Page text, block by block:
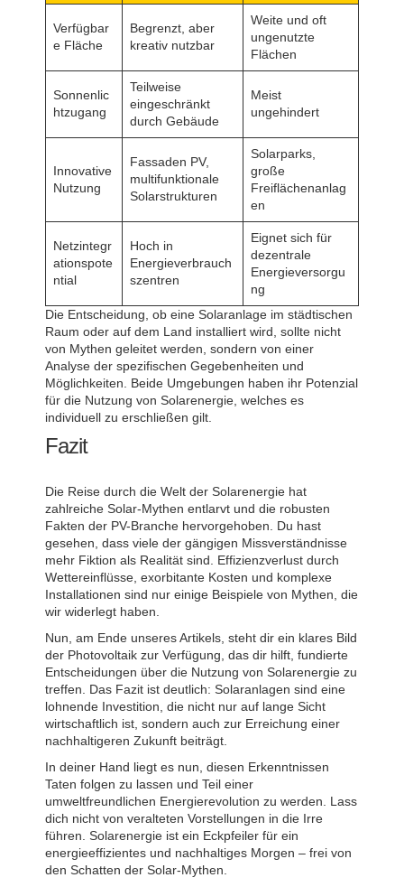
Verfügbar
e Fläche
Begrenzt, aber
kreativ nutzbar
Weite und oft
ungenutzte
Flächen
Sonnenlic
htzugang
Teilweise
eingeschränkt
durch Gebäude
Meist
ungehindert
Innovative
Nutzung
Fassaden PV,
multifunktionale
Solarstrukturen
Solarparks,
große
Freiflächenanlag
en
Netzintegr
ationspote
ntial
Hoch in
Energieverbrauch
szentren
Eignet sich für
dezentrale
Energieversorgu
ng
Die Entscheidung, ob eine Solaranlage im städtischen
Raum oder auf dem Land installiert wird, sollte nicht
von Mythen geleitet werden, sondern von einer
Analyse der spezifischen Gegebenheiten und
Möglichkeiten. Beide Umgebungen haben ihr Potenzial
für die Nutzung von Solarenergie, welches es
individuell zu erschließen gilt.
Fazit
Die Reise durch die Welt der Solarenergie hat
zahlreiche Solar-Mythen entlarvt und die robusten
Fakten der PV-Branche hervorgehoben. Du hast
gesehen, dass viele der gängigen Missverständnisse
mehr Fiktion als Realität sind. Effizienzverlust durch
Wettereinflüsse, exorbitante Kosten und komplexe
Installationen sind nur einige Beispiele von Mythen, die
wir widerlegt haben.
Nun, am Ende unseres Artikels, steht dir ein klares Bild
der Photovoltaik zur Verfügung, das dir hilft, fundierte
Entscheidungen über die Nutzung von Solarenergie zu
treffen. Das Fazit ist deutlich: Solaranlagen sind eine
lohnende Investition, die nicht nur auf lange Sicht
wirtschaftlich ist, sondern auch zur Erreichung einer
nachhaltigeren Zukunft beiträgt.
In deiner Hand liegt es nun, diesen Erkenntnissen
Taten folgen zu lassen und Teil einer
umweltfreundlichen Energierevolution zu werden. Lass
dich nicht von veralteten Vorstellungen in die Irre
führen. Solarenergie ist ein Eckpfeiler für ein
energieeffizientes und nachhaltiges Morgen – frei von
den Schatten der Solar-Mythen.